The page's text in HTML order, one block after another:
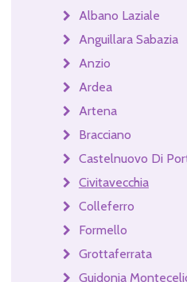
Albano Laziale
Anguillara Sabazia
Anzio
Ardea
Artena
Bracciano
Castelnuovo Di
Civitavecchia
Colleferro
Formello
Grottaferrata
Guidonia